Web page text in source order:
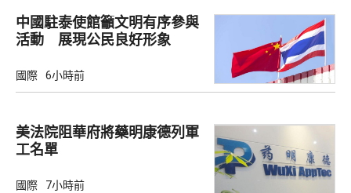
中國駐泰使館籲文明有序參與
活動 展現公民良好形象
國際 6小時前
美法院阻華府將藥明康德列軍
工名單
國際 7小時前